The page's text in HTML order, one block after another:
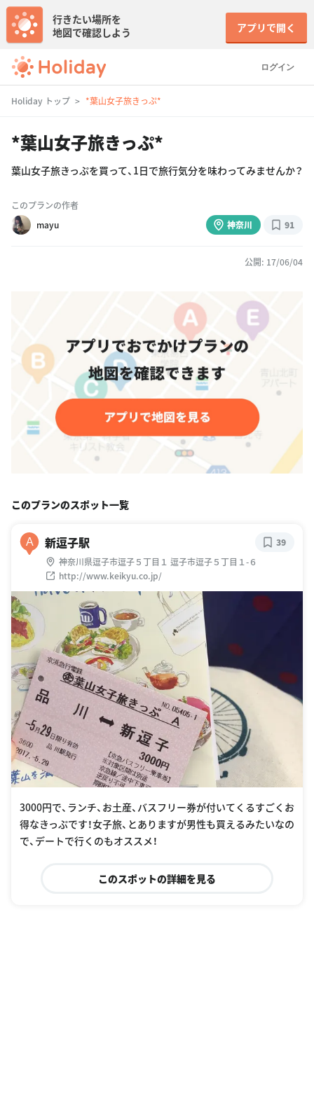
ログイン
行きたい場所を
地図で確認しよう
アプリで開く
Holiday トップ *葉山女子旅きっぷ*
*葉山女子旅きっぷ*
葉山女子旅きっぷを買って、1日で旅行気分を味わってみませんか？
このプランの作者
mayu
神奈川 91
公開: 17/06/04
このプランのスポット一覧
A 新逗子駅
神奈川県逗子市逗子５丁目１ 逗子市逗子５丁目１-６
http://www.keikyu.co.jp/
39
3000円で、ランチ、お土産、バスフリー券が付いてくるすごくお
得なきっぷです！女子旅、とありますが男性も買えるみたいなの
で、デートで行くのもオススメ！
このスポットの詳細を見る